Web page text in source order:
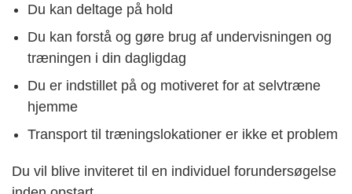
Du kan deltage på hold
Du kan forstå og gøre brug af undervisningen og
træningen i din dagligdag
Du er indstillet på og motiveret for at selvtræne
hjemme
Transport til træningslokationer er ikke et problem
Du vil blive inviteret til en individuel forundersøgelse